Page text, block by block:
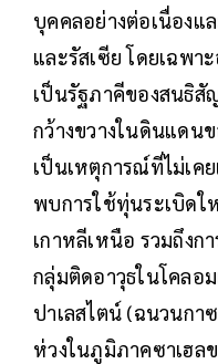
บุคคลอย่างต่อเนื่องแ
และรัสเซีย โดยเฉพา
เป็นรัฐภาคีของสนธิสั
กว้างขวางในดินแดน
เป็นเหตุการณ์ที่ไม่เค
พบการใช้ทุ่นระเบิดใ
เกาหลีเหนือ รวมถึงก
กลุ่มติดอาวุธในโคลอ
ปาเลสไตน์ (ฉนวนกา
ห่วงในภูมิภาคซาเฮล